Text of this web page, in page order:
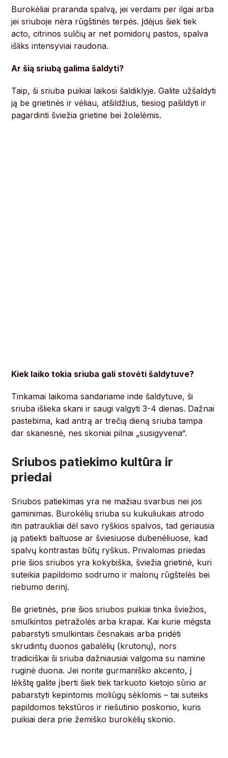
Burokėliai praranda spalvą, jei verdami per ilgai arba
jei sriuboje nėra rūgštinės terpės. Įdėjus šiek tiek
acto, citrinos sulčių ar net pomidorų pastos, spalva
išliks intensyviai raudona.
Ar šią sriubą galima šaldyti?
Taip, ši sriuba puikiai laikosi šaldiklyje. Galite užšaldyti
ją be grietinės ir vėliau, atšildžius, tiesiog pašildyti ir
pagardinti šviežia grietine bei žolelėmis.
Kiek laiko tokia sriuba gali stovėti šaldytuve?
Tinkamai laikoma sandariame inde šaldytuve, ši
sriuba išlieka skani ir saugi valgyti 3-4 dienas. Dažnai
pastebima, kad antrą ar trečią dieną sriuba tampa
dar skanesnė, nes skoniai pilnai „susigyvena“.
Sriubos patiekimo kultūra ir
priedai
Sriubos patiekimas yra ne mažiau svarbus nei jos
gaminimas. Burokėlių sriuba su kukuliukais atrodo
itin patraukliai dėl savo ryškios spalvos, tad geriausia
ją patiekti baltuose ar šviesiuose dubenėliuose, kad
spalvų kontrastas būtų ryškus. Privalomas priedas
prie šios sriubos yra kokybiška, šviežia grietinė, kuri
suteikia papildomo sodrumo ir malonų rūgštelės bei
riebumo derinį.
Be grietinės, prie šios sriubos puikiai tinka šviežios,
smulkintos petražolės arba krapai. Kai kurie mėgsta
pabarstyti smulkintais česnakais arba pridėti
skrudintų duonos gabalėlių (krutonų), nors
tradiciškai ši sriuba dažniausiai valgoma su namine
ruginė duona. Jei norite gurmaniško akcento, į
lėkštę galite įberti šiek tiek tarkuoto kietojo sūrio ar
pabarstyti kepintomis moliūgų sėklomis – tai suteiks
papildomos tekstūros ir riešutinio poskonio, kuris
puikiai dera prie žemiško burokėlių skonio.